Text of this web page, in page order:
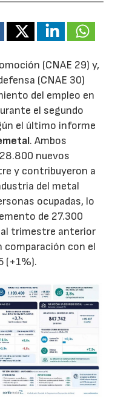
(CNAE 29) y,
(CNAE 30)
del empleo en
el segundo
el último informe
. Ambos
nuevos
y contribuyeron a
del metal
ocupadas, lo
de 27.300
trimestre anterior
comparación con el
(+1%).